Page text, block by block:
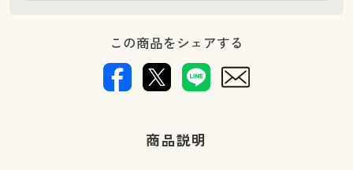
この商品をシェアする
商品説明